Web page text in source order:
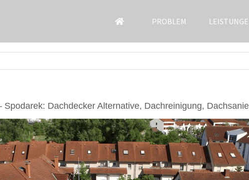
PROBLEM
Dachdecker Alternative, Dachreinigung,